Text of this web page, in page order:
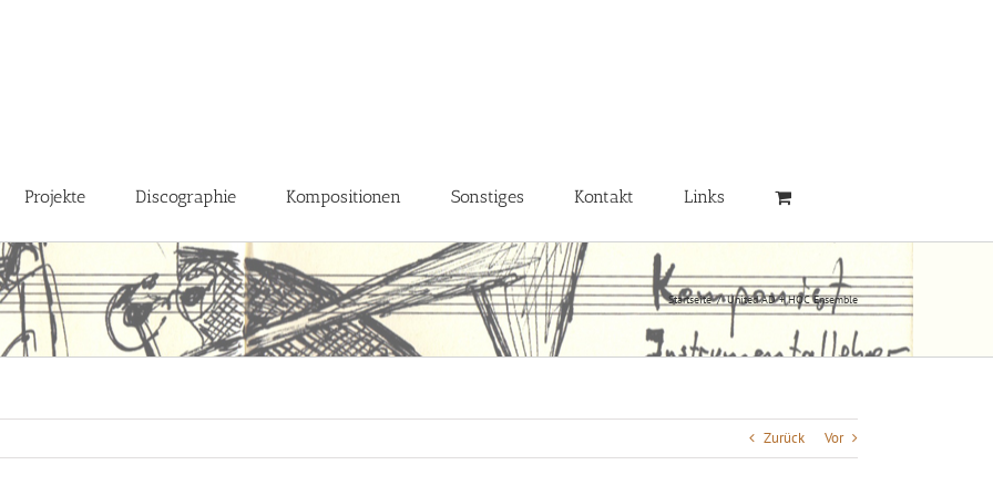
Projekte Discographie Kompositionen Sonstiges Kontakt Links
Startseite / United AD + HOC Ensemble
Zurück Vor